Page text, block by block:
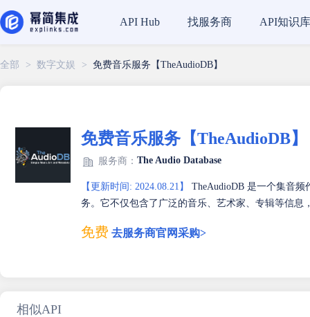
API Hub 找服务商 API知识库
全部 > 数字文娱 > 免费音乐服务【TheAudioDB】
免费音乐服务【TheAudioDB】
服务商： The Audio Database
【更新时间: 2024.08.21】
TheAudioDB 是一个集音
务。它不仅包含了广泛的音乐、艺术家、专辑等信
免费 去服务商官网采购>
相似API